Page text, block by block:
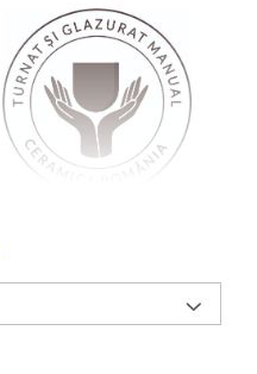
apreciaza eleganta
de
white, latte, bauturi